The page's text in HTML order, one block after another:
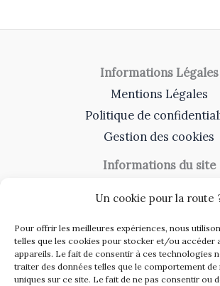
Un cookie pour la route
Pour offrir les meilleures expériences, nous
telles que les cookies pour stocker et/ou accéder
appareils. Le fait de consentir à ces technologies
traiter des données telles que le comportement
uniques sur ce site. Le fait de ne pas consentir ou
Informations Légales
Mentions Légales
Politique de
Gestion des cookies
Informations du site
Contact
Catégories du site
Travaux et rénovation